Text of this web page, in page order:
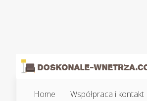
Home Współpraca i kontakt